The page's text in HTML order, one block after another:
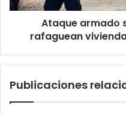
dejan
narcomensajeAtaque armado
rafaguean
Publicaciones